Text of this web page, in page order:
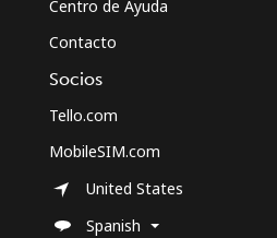
Centro de Ayuda
Contacto
Socios
Tello.com
MobileSIM.com
United States
Spanish